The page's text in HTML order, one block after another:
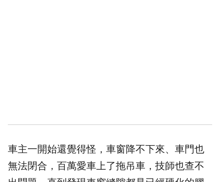
車主一開始還覺得怪，車窗降不下來、車門也
無法閉合，百萬愛車上了拖吊車，技師也查不